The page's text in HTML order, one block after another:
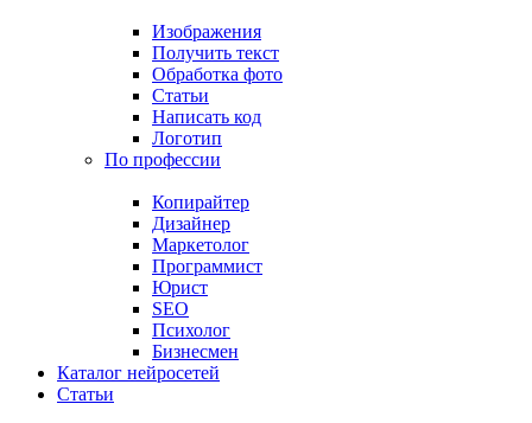
Изображения
Получить текст
Обработка фото
Статьи
Написать код
Логотип
По профессии
Копирайтер
Дизайнер
Маркетолог
Программист
Юрист
SEO
Психолог
Бизнесмен
Каталог нейросетей
Статьи